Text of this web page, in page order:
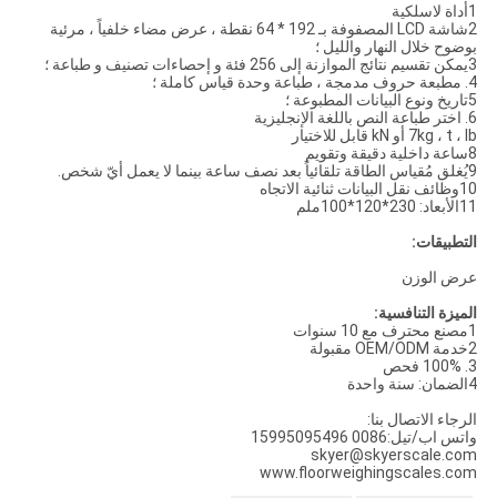
1أداة لاسلكية
2شاشة LCD المصفوفة بـ 192 * 64 نقطة ، عرض مضاء خلفياً ، مرئية
بوضوح خلال النهار والليل ؛
3يمكن تقسيم نتائج الموازنة إلى 256 فئة و إحصاءات تصنيف و طباعة ؛
4. مطبعة حروف مدمجة ، طباعة وحدة قياس كاملة ؛
5تاريخ ونوع البيانات المطبوعة ؛
6. اختر طباعة النص باللغة الإنجليزية
7kg ، t ، lb أو kN قابل للاختيار
8ساعة داخلية دقيقة وتقويم
9يُغلق مُقياس الطاقة تلقائياً بعد نصف ساعة بينما لا يعمل أيّ شخص.
10وظائف نقل البيانات ثنائية الاتجاه
11الأبعاد: 230*120*100ملم
التطبيقات:
عرض الوزن
الميزة التنافسية:
1مصنع محترف مع 10 سنوات
2خدمة OEM/ODM مقبولة
3. 100% فحص
4الضمان: سنة واحدة
الرجاء الاتصال بنا:
واتس اب/تيل:0086 15995095496
skyer@skyerscale.com
www.floorweighingscales.com